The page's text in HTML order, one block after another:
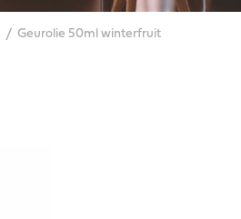
Geurolie 50ml winterfruit